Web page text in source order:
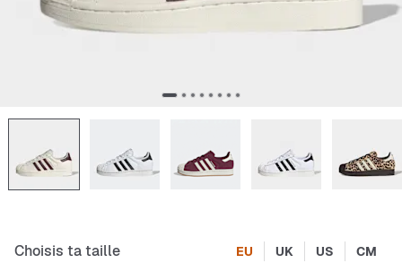
Choisis ta taille EU UK US CM